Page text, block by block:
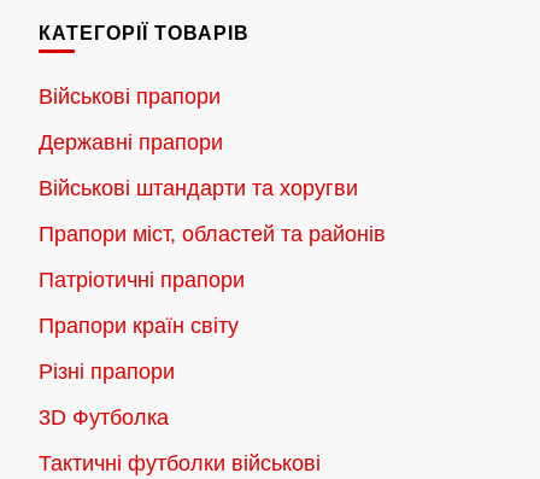
КАТЕГОРІЇ ТОВАРІВ
Військові прапори
Державні прапори
Військові штандарти та хоругви
Прапори міст, областей та районів
Патріотичні прапори
Прапори країн світу
Різні прапори
3D Футболка
Тактичні футболки військові